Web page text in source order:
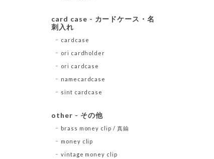
card case - カードケース・名
刺入れ
cardcase
ori cardholder
ori cardcase
namecardcase
sint cardcase
other - その他
brass money clip / 真鍮
money clip
vintage money clip